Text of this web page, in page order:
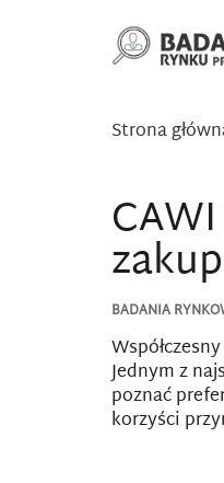
Strona
BADANIA
Jednym z
poznać
korzyści